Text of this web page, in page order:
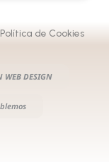
Política de Cookies
WEB DESIGN